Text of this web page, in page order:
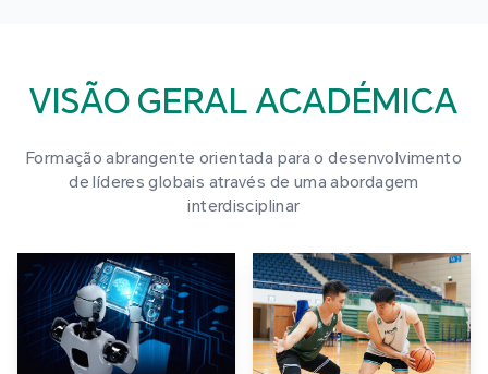
VISÃO GERAL ACADÉMICA
Formação abrangente orientada para o desenvolvimento
de líderes globais através de uma abordagem
interdisciplinar